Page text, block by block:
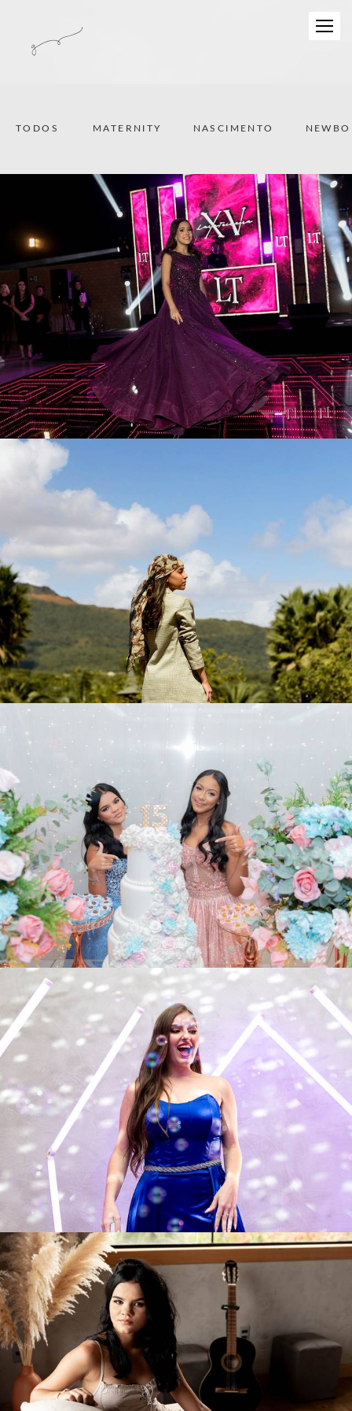
TODOS MATERNITY NASCIMENTO
83
158 0
254 0
230 0